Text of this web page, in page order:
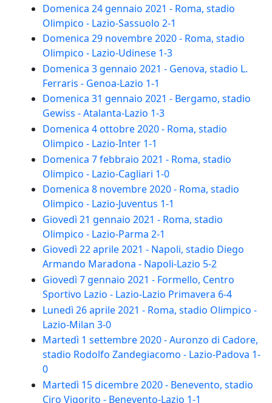
Domenica 24 gennaio 2021 - Roma, stadio
Olimpico - Lazio-Sassuolo 2-1
Domenica 29 novembre 2020 - Roma, stadio
Olimpico - Lazio-Udinese 1-3
Domenica 3 gennaio 2021 - Genova, stadio L.
Ferraris - Genoa-Lazio 1-1
Domenica 31 gennaio 2021 - Bergamo, stadio
Gewiss - Atalanta-Lazio 1-3
Domenica 4 ottobre 2020 - Roma, stadio
Olimpico - Lazio-Inter 1-1
Domenica 7 febbraio 2021 - Roma, stadio
Olimpico - Lazio-Cagliari 1-0
Domenica 8 novembre 2020 - Roma, stadio
Olimpico - Lazio-Juventus 1-1
Giovedì 21 gennaio 2021 - Roma, stadio
Olimpico - Lazio-Parma 2-1
Giovedì 22 aprile 2021 - Napoli, stadio Diego
Armando Maradona - Napoli-Lazio 5-2
Giovedì 7 gennaio 2021 - Formello, Centro
Sportivo Lazio - Lazio-Lazio Primavera 6-4
Lunedì 26 aprile 2021 - Roma, stadio Olimpico -
Lazio-Milan 3-0
Martedì 1 settembre 2020 - Auronzo di Cadore,
stadio Rodolfo Zandegiacomo - Lazio-Padova 1-
0
Martedì 15 dicembre 2020 - Benevento, stadio
Ciro Vigorito - Benevento-Lazio 1-1